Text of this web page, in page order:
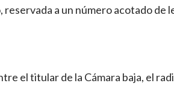
reservada a un número acotado de
el titular de la Cámara baja, el